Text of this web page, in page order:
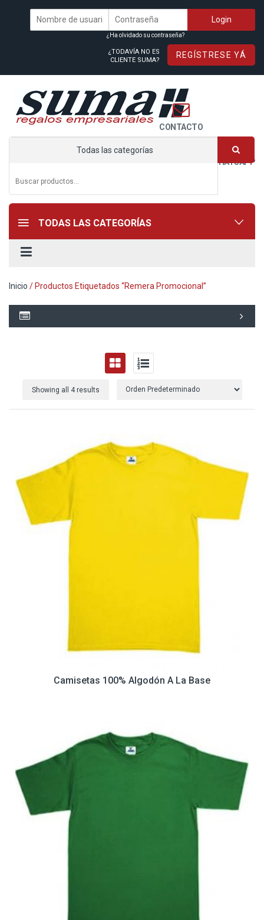
¿Ha olvidado su contraseña?
¿TODAVÍA NO ES
CLIENTE SUMA?
REGÍSTRESE YÁ
WHATSAPP
CONTACTO
Todas las categorías
TODAS LAS CATEGORÍAS
Inicio / Productos Etiquetados “remera Promocional”
Showing all 4 results
Camisetas 100% Algodón A La Base